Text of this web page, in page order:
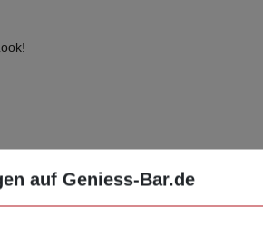
auf Geniess-Bar.de